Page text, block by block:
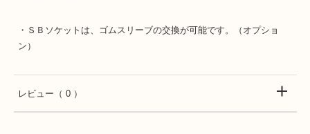
・ＳＢソケットは、ゴムスリーブの交換が可能です。（オプショ
ン）
レビュー （ 0 ）